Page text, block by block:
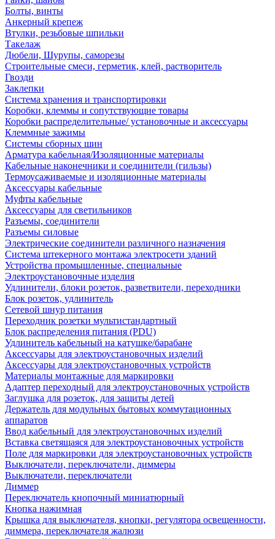
Болты, винты
Анкерный крепеж
Втулки, резьбовые шпильки
Такелаж
Дюбели, Шурупы, саморезы
Строительные смеси, герметик, клей, растворитель
Гвозди
Заклепки
Система хранения и транспортировки
Коробки, клеммы и сопутствующие товары
Коробки распределительные/ установочные и аксессуары
Клеммные зажимы
Системы сборных шин
Арматура кабельная/Изоляционные материалы
Кабельные наконечники и соединители (гильзы)
Термоусаживаемые и изоляционные материалы
Аксессуары кабельные
Муфты кабельные
Аксессуары для светильников
Разъемы, соединители
Разъемы силовые
Электрические соединители различного назначения
Система штекерного монтажа электросети зданий
Устройства промышленные, специальные
Электроустановочные изделия
Удлинители, блоки розеток, разветвители, переходники
Блок розеток, удлинитель
Сетевой шнур питания
Переходник розетки мультистандартный
Блок распределения питания (PDU)
Удлинитель кабельный на катушке/барабане
Аксессуары для электроустановочных изделий
Аксессуары для электроустановочных устройств
Материалы монтажные для маркировки
Адаптер переходный для электроустановочных устройств
Заглушка для розеток, для защиты детей
Держатель для модульных бытовых коммутационных
аппаратов
Ввод кабельный для электроустановочных изделий
Вставка светящаяся для электроустановочных устройств
Поле для маркировки для электроустановочных устройств
Выключатели, переключатели, диммеры
Выключатели, переключатели
Диммер
Переключатель кнопочный миниатюрный
Кнопка нажимная
Крышка для выключателя, кнопки, регулятора освещенности,
диммера, переключателя жалюзи